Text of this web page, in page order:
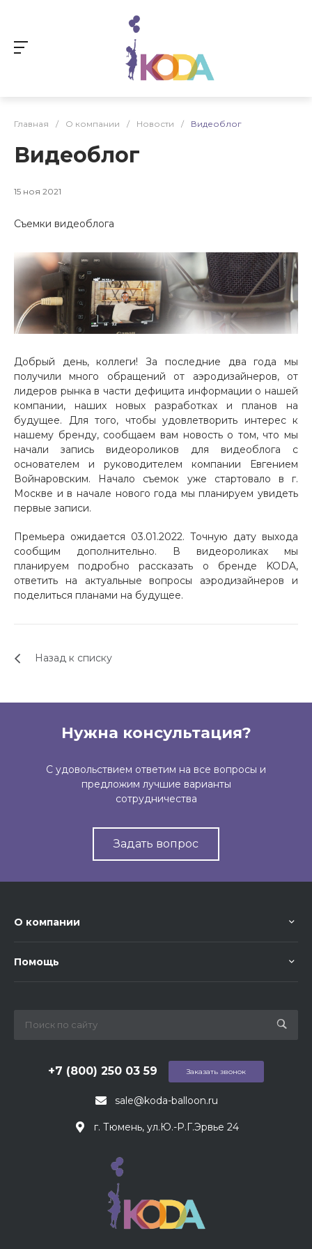
Главная / О компании / Новости / Видеоблог
Видеоблог
15 ноя 2021
Съемки видеоблога
Добрый день, коллеги! За последние два года мы
получили много обращений от аэродизайнеров, от
лидеров рынка в части дефицита информации о нашей
компании, наших новых разработках и планов на
будущее. Для того, чтобы удовлетворить интерес к
нашему бренду, сообщаем вам новость о том, что мы
начали запись видеороликов для видеоблога с
основателем и руководителем компании Евгением
Войнаровским. Начало съемок уже стартовало в г.
Москве и в начале нового года мы планируем увидеть
первые записи.
Премьера ожидается 03.01.2022. Точную дату выхода
сообщим дополнительно. В видеороликах мы
планируем подробно рассказать о бренде KODA,
ответить на актуальные вопросы аэродизайнеров и
поделиться планами на будущее.
Назад к списку
Нужна консультация?
С удовольствием ответим на все вопросы и
предложим лучшие варианты
сотрудничества
Задать вопрос
О компании
Помощь
sale@koda-balloon.ru
+7 (800) 250 03 59
г. Тюмень, ул.Ю.-Р.Г.Эрвье 24
Заказать звонок